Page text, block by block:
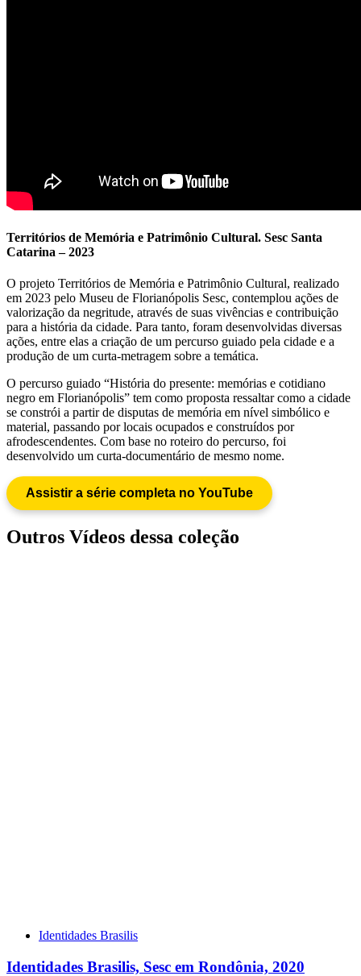
Territórios de Memória e Patrimônio Cultural. Sesc Santa
Catarina – 2023
O projeto Territórios de Memória e Patrimônio Cultural, realizado
em 2023 pelo Museu de Florianópolis Sesc, contemplou ações de
valorização da negritude, através de suas vivências e contribuição
para a história da cidade. Para tanto, foram desenvolvidas diversas
ações, entre elas a criação de um percurso guiado pela cidade e a
produção de um curta-metragem sobre a temática.
O percurso guiado “História do presente: memórias e cotidiano
negro em Florianópolis” tem como proposta ressaltar como a cidade
se constrói a partir de disputas de memória em nível simbólico e
material, passando por locais ocupados e construídos por
afrodescendentes. Com base no roteiro do percurso, foi
desenvolvido um curta-documentário de mesmo nome.
Assistir a série completa no YouTube
Outros Vídeos dessa coleção
Identidades Brasilis
Identidades Brasilis, Sesc em Rondônia, 2020